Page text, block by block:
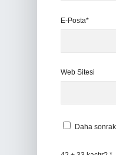
E-Posta*
Web Sitesi
Daha